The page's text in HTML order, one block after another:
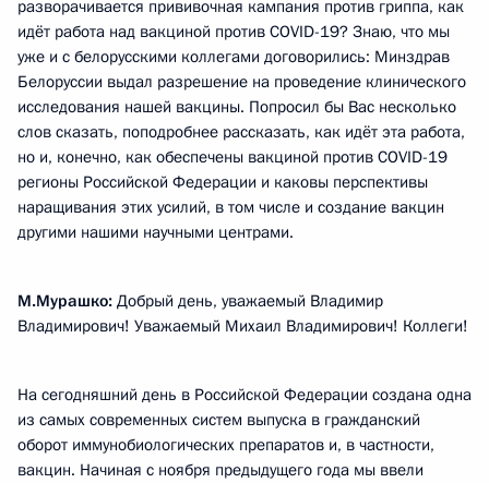
разворачивается прививочная кампания против гриппа, как
идёт работа над вакциной против COVID-19? Знаю, что мы
уже и с белорусскими коллегами договорились: Минздрав
Белоруссии выдал разрешение на проведение клинического
исследования нашей вакцины. Попросил бы Вас несколько
слов сказать, поподробнее рассказать, как идёт эта работа,
но и, конечно, как обеспечены вакциной против COVID-19
регионы Российской Федерации и каковы перспективы
наращивания этих усилий, в том числе и создание вакцин
другими нашими научными центрами.
М.Мурашко: Добрый день, уважаемый Владимир
Владимирович! Уважаемый Михаил Владимирович! Коллеги!
На сегодняшний день в Российской Федерации создана одна
из самых современных систем выпуска в гражданский
оборот иммунобиологических препаратов и, в частности,
вакцин. Начиная с ноября предыдущего года мы ввели